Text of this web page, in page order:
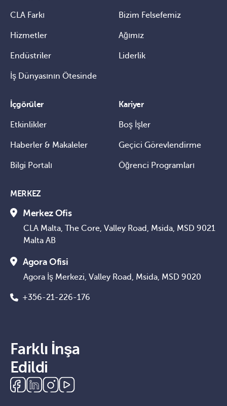
CLA Farkı
Hizmetler
Endüstriler
İş Dünyasının Ötesinde
Bizim Felsefemiz
Ağımız
Liderlik
İçgörüler
Etkinlikler
Haberler & Makaleler
Bilgi Portalı
Kariyer
Boş İşler
Geçici Görevlendirme
Öğrenci Programları
MERKEZ
Merkez Ofis
CLA Malta, The Core, Valley Road, Msida, MSD 9021
Malta AB
Agora Ofisi
Agora İş Merkezi, Valley Road, Msida, MSD 9020
+356-21-226-176
Farklı İnşa
Edildi